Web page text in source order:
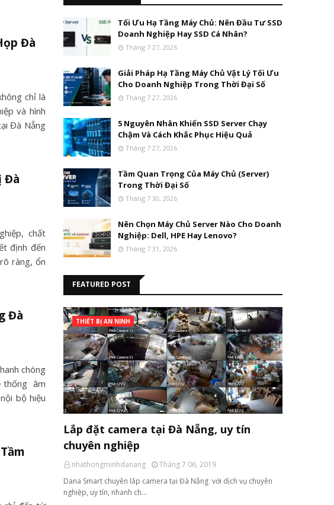
Đà
chỉ là
và hình
Đà Nẵng
Đà
chất
định đến
ràng, ổn
Đà
chóng
thống âm
bộ hiệu
Tối Ưu Hạ Tầng Máy Chủ: Nên Đầu Tư SSD
Doanh Nghiệp Hay SSD Cá Nhân?
Tháng 7 27, 2026
Giải Pháp Hạ Tầng Máy Chủ Vật Lý Tối Ưu
Cho Doanh Nghiệp Trong Thời Đại Số
Tháng 7 27, 2026
5 Nguyên Nhân Khiến SSD Server Chạy
Chậm Và Cách Khắc Phục Hiệu Quả
Tháng 7 27, 2026
Tầm Quan Trọng Của Máy Chủ (Server)
Trong Thời Đại Số
Tháng 7 30, 2026
Nên Chọn Máy Chủ Server Nào Cho Doanh
Nghiệp: Dell, HPE Hay Lenovo?
Tháng 7 31, 2026
FEATURED POST
THIẾT BỊ AN NINH
Lắp đặt camera tại Đà Nẵng, uy tín
chuyên nghiệp
nhathongminhdanang
Tháng 7 06, 2019
Dana Smart chuyên lắp camera tại Đà Nẵng với dịch vụ chuyên
nghiệp, uy tín, nhanh ch…